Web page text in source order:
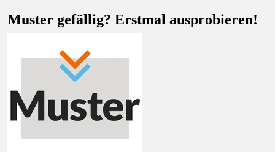
Muster gefällig? Erstmal ausprobieren!